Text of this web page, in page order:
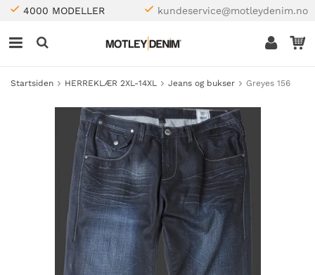
4000 MODELLER kundeservice@motleydenim.no
Startsiden HERREKLÆR 2XL-14XL Jeans og bukser Greyes 156